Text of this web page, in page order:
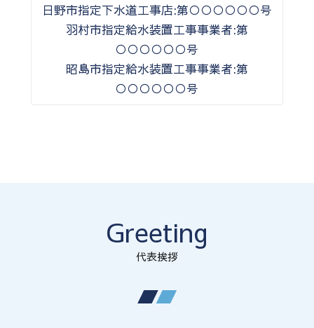
日野市指定下水道工事店:第○○○○○○号
羽村市指定給水装置工事事業者:第
○○○○○○号
昭島市指定給水装置工事事業者:第
○○○○○○号
Greeting
代表挨拶